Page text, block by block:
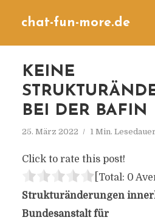
chat-fun-more.de
KEINE
BEI DER BAFIN
25. März 2022 1 Min. Lesedauer
Click to rate this post!
[Total: 0
Strukturänderungen
Bundesanstalt für